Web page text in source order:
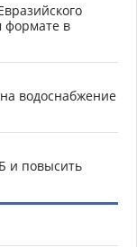
формате в
водоснабжение
и повысить